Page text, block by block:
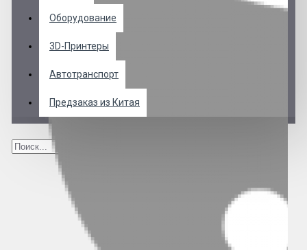
Оборудование
3D-Принтеры
Автотранспорт
Предзаказ из Китая